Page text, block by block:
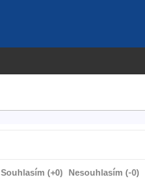
Souhlasím (+0) Nesouhlasím (-0)